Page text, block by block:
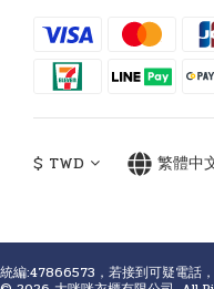
$ TWD 繁體中
統編:47866573，若接到可疑電話